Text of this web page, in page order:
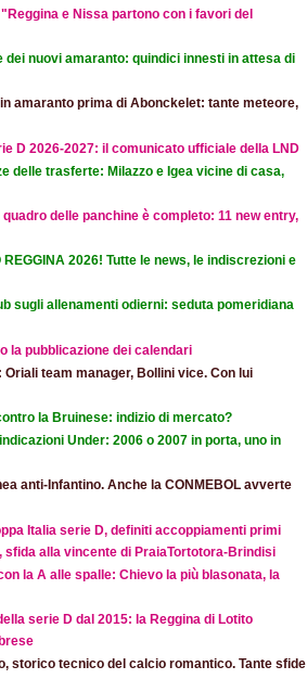
e Nissa partono con i favori del
dei nuovi amaranto: quindici innesti in attesa di
amaranto prima di Abonckelet: tante meteore,
D 2026-2027: il comunicato ufficiale della LND
delle trasferte: Milazzo e Igea vicine di casa,
delle panchine è completo: 11 new entry,
REGGINA 2026! Tutte le news, le indiscrezioni e
sugli allenamenti odierni: seduta pomeridiana
la pubblicazione dei calendari
team manager, Bollini vice. Con lui
la Bruinese: indizio di mercato?
Under: 2006 o 2007 in porta, uno in
anti-Infantino. Anche la CONMEBOL avverte
Italia serie D, definiti accoppiamenti primi
sfida alla vincente di PraiaTortotora-Brindisi
la A alle spalle: Chievo la più blasonata, la
serie D dal 2015: la Reggina di Lotito
storico tecnico del calcio romantico. Tante sfide